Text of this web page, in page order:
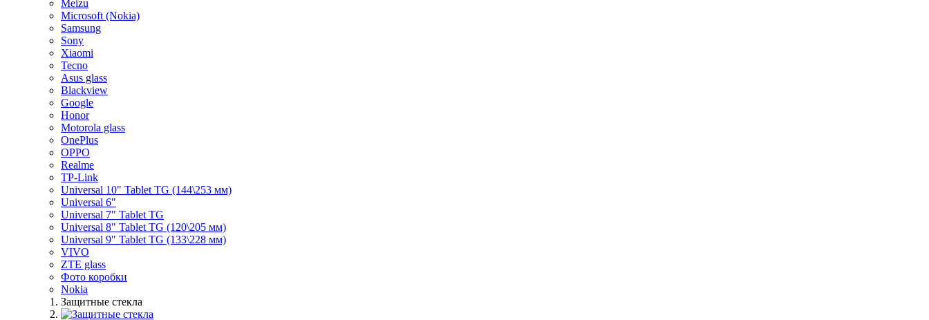
Meizu
Microsoft (Nokia)
Samsung
Sony
Xiaomi
Tecno
Asus glass
Blackview
Google
Honor
Motorola glass
OnePlus
OPPO
Realme
TP-Link
Universal 10" Tablet TG (144\253 мм)
Universal 6"
Universal 7" Tablet TG
Universal 8" Tablet TG (120\205 мм)
Universal 9" Tablet TG (133\228 мм)
VIVO
ZTE glass
Фото коробки
Nokia
Защитные стекла